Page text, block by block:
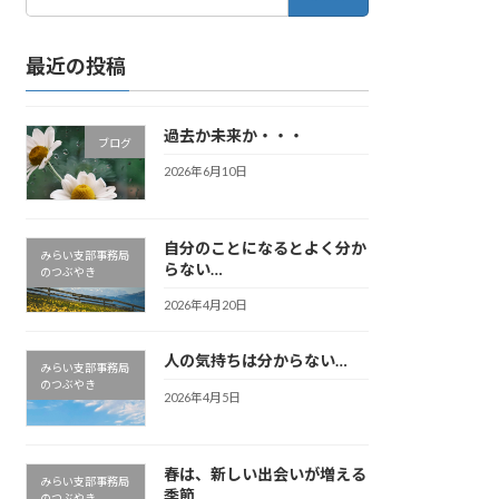
最近の投稿
ブログ 過去か未来か・・・
2026年6月10日
みらい支部事務局
のつぶやき
自分のことになるとよく分か
らない…
2026年4月20日
みらい支部事務局
のつぶやき
人の気持ちは分からない…
2026年4月5日
みらい支部事務局
春は、新しい出会いが増える
季節